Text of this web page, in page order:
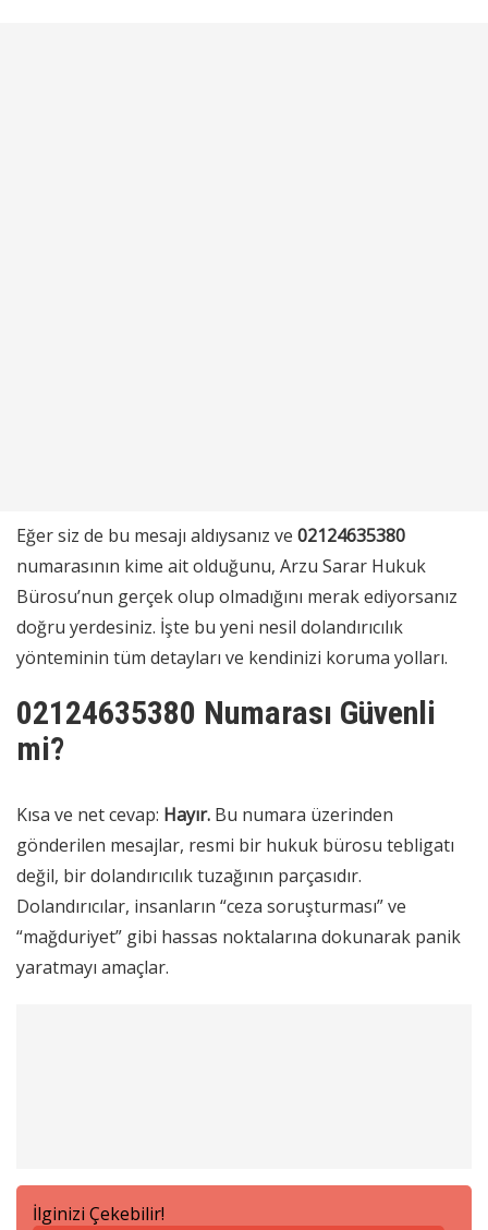
Eğer siz de bu mesajı aldıysanız ve 02124635380
numarasının kime ait olduğunu, Arzu Sarar Hukuk
Bürosu’nun gerçek olup olmadığını merak ediyorsanız
doğru yerdesiniz. İşte bu yeni nesil dolandırıcılık
yönteminin tüm detayları ve kendinizi koruma yolları.
02124635380 Numarası Güvenli
mi?
Kısa ve net cevap: Hayır. Bu numara üzerinden
gönderilen mesajlar, resmi bir hukuk bürosu tebligatı
değil, bir dolandırıcılık tuzağının parçasıdır.
Dolandırıcılar, insanların “ceza soruşturması” ve
“mağduriyet” gibi hassas noktalarına dokunarak panik
yaratmayı amaçlar.
İlginizi Çekebilir!